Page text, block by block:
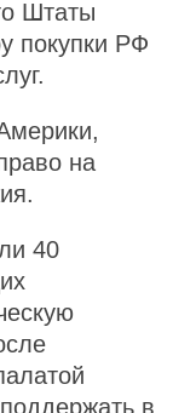
Штаты
покупки РФ
на
40
в